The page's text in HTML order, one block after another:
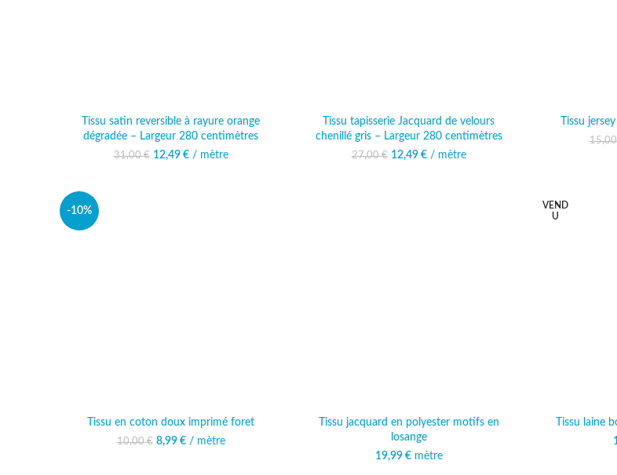
Tissu satin reversible à rayure orange
dégradée – Largeur 280 centimètres
31,00€
Le prix initial était :
12,49 € Le prix actuel est :
/ mètre
Tissu tapisserie Jacquard de velours
chenillé gris – Largeur 280 centimètres
27,00€
Le prix initial était :
12,49 € Le prix actuel est :
/ mètre
Tissu
-10%
Tissu en coton doux imprimé foret
10,00€
Le prix initial était :
8,99 € Le prix actuel est :
/ mètre
Tissu jacquard en polyester motifs en
losange
19,99 €mètre
VEND
U
Tissu laine